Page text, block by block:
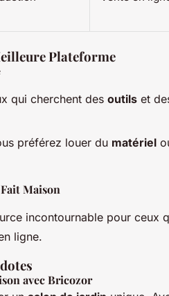
Plateforme
qui cherchent des outils et
préférez louer du matériel
Maison
incontournable pour ceux
ligne.
avec Bricozor